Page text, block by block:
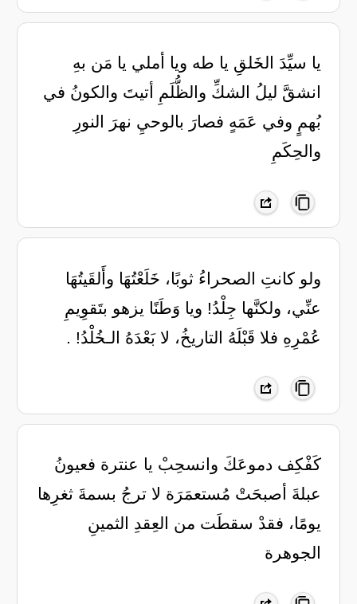
يا سيِّدَ الخَلقِ يا طه ويا أملي يا مَن بهِ
انشقَّ ليلُ الشكِّ والظُّلَمِ أتيتَ والكونُ في
بُهمٍ وفي عَمَهٍ فصارَ بالوحيِ نهرَ النورِ
والحِكَمِ
ولو كانتِ الصحراءُ ثوبًا، خَلَعْتُهَا ‏وأَلقَيتُهَا
عنِّي، ولكنَّها جِلْدُ! ‏ويا وَطَنًا يزهو بتَقوِيمِ
عُمْرِهِ ‏فلا قَبْلَهُ التاريخُ، لا بَعْدَهُ الـخُلْدُ! .
‏كَفْكِف دموعَكَ وانسحِبْ يا عنترة ‏فعيونُ
عبلةَ أصبحَتْ مُستعمَرَة ‏لا ترجُ بسمةَ ثغرِها
يومًا، فقدْ ‏سقطَت من العِقدِ الثمينِ
الجوهرة